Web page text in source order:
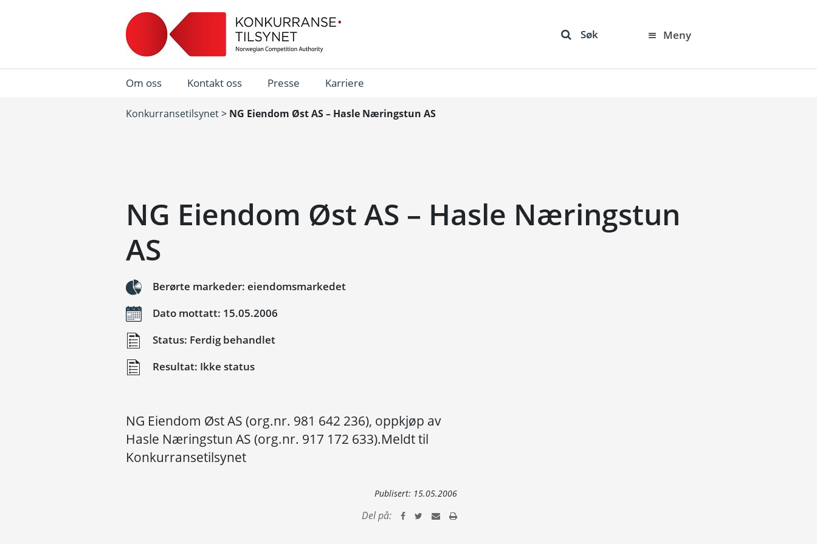
Søk Meny
Om oss Kontakt oss Presse Karriere
Konkurransetilsynet> NG Eiendom Øst AS – Hasle Næringstun AS
NG Eiendom Øst AS – Hasle Næringstun
AS
Berørte markeder: eiendomsmarkedet
Dato mottatt: 15.05.2006
Status: Ferdig behandlet
Resultat: Ikke status
NG Eiendom Øst AS (org.nr. 981 642 236), oppkjøp av
Hasle Næringstun AS (org.nr. 917 172 633).Meldt til
Konkurransetilsynet
Publisert: 15.05.2006
Del på: